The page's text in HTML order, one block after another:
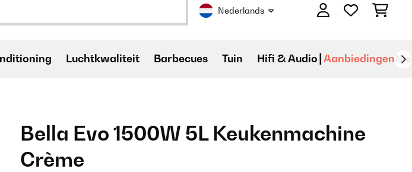
Nederlands
Luchtkwaliteit Barbecues Tuin Hifi & Audio Aanbiedingen
Bella Evo 1500W 5L Keukenmachine
Crème